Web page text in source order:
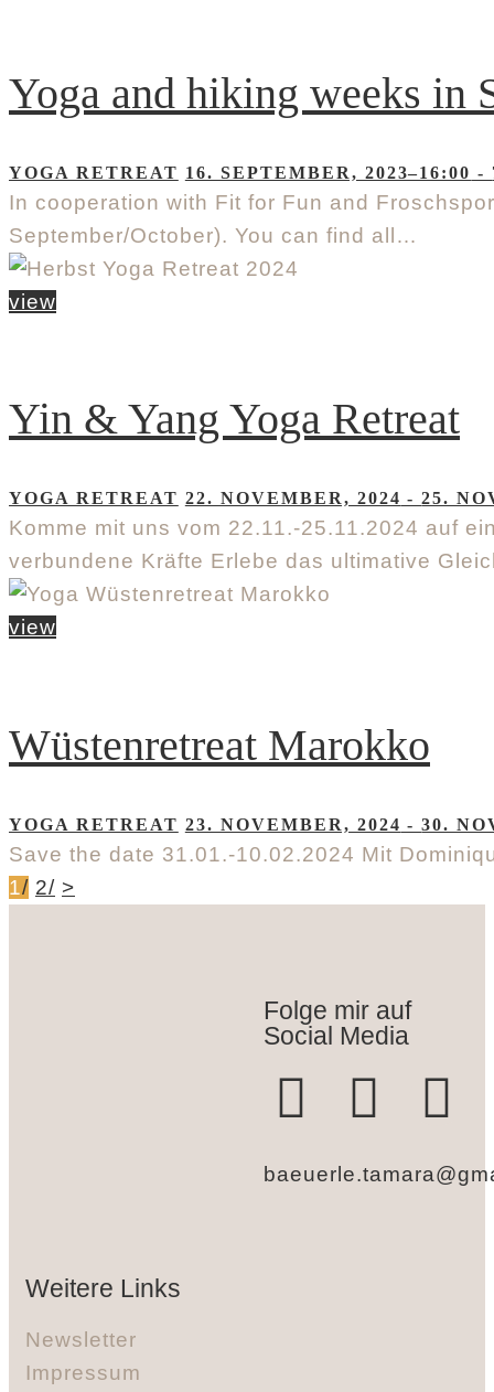
Yoga and hiking weeks in
YOGA RETREAT 16. SEPTEMBER, 2023–16:00 -
In cooperation with Fit for Fun and
September/October). You can find all…
view
Yin & Yang Yoga Retreat
YOGA RETREAT 22. NOVEMBER, 2024 -25.
Komme mit uns vom 22.11.-25.11.2024 auf
verbundene Kräfte Erlebe das ultimative
view
Wüstenretreat Marokko
YOGA RETREAT 23. NOVEMBER, 2024 -30.
Save the date 31.01.-10.02.2024 Mit
1/ 2/ >
Folge mir auf
Social Media
Weitere Links
Newsletter
Impressum